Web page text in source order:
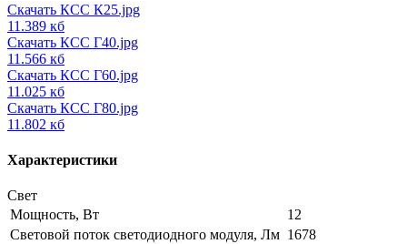
Скачать КСС К25.jpg
11.389 кб
Скачать КСС Г40.jpg
11.566 кб
Скачать КСС Г60.jpg
11.025 кб
Скачать КСС Г80.jpg
11.802 кб
Характеристики
Свет
Мощность, Вт
12
Световой поток светодиодного модуля, Лм 1678